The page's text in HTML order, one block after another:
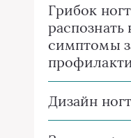
Грибок
распознать
симптомы
Дизайн